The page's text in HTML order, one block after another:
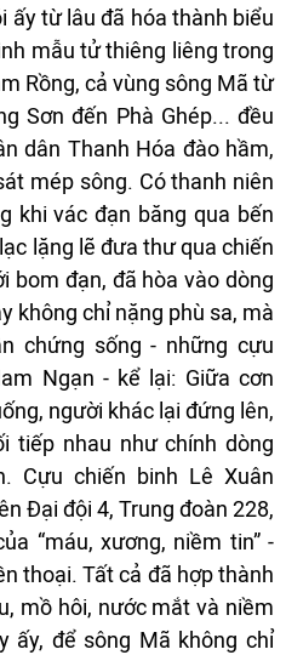
ấy từ lâu đã hóa thành biểu
mẫu tử thiêng liêng trong
Rồng, cả vùng sông Mã từ
Sơn đến Phà Ghép... đều
dân Thanh Hóa đào hầm,
mép sông. Có thanh niên
khi vác đạn băng qua bến
lặng lẽ đưa thư qua chiến
bom đạn, đã hòa vào dòng
không chỉ nặng phù sa, mà
chứng sống - những cựu
Ngạn - kể lại: Giữa cơn
người khác lại đứng lên,
tiếp nhau như chính dòng
Cựu chiến binh Lê Xuân
Đại đội 4, Trung đoàn 228,
“máu, xương, niềm tin” -
thoại. Tất cả đã hợp thành
mồ hôi, nước mắt và niềm
ấy, để sông Mã không chỉ